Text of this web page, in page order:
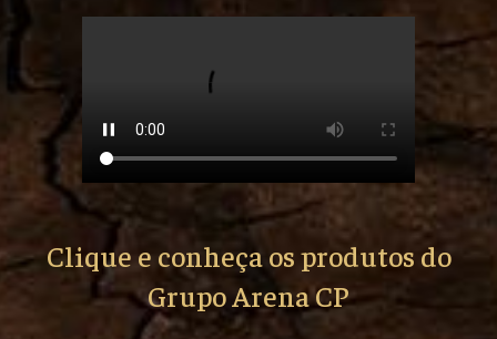
Clique e conheça os produtos do
Grupo Arena CP